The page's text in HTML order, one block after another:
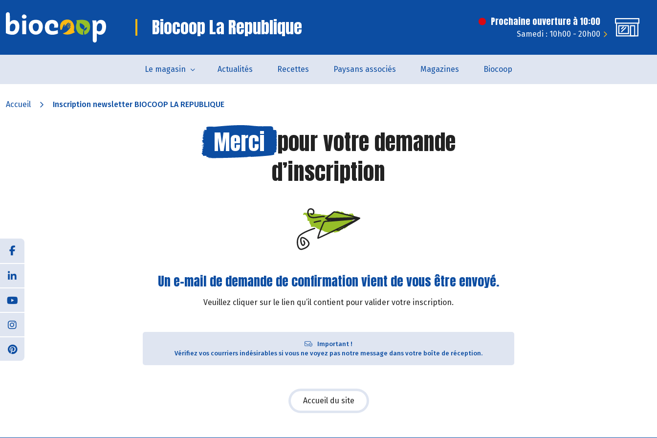
Biocoop La Republique Prochaine ouverture à 10:00
Samedi : 10h00 - 20h00
Le magasin Actualités Recettes Paysans associés Magazines Biocoop
Accueil Inscription newsletter BIOCOOP LA REPUBLIQUE
Merci pour votre demande
d’inscription
Un e-mail de demande de confirmation vient de vous être envoyé.
Veuillez cliquer sur le lien qu’il contient pour valider votre inscription.
Important !
Vérifiez vos courriers indésirables si vous ne voyez pas notre message dans votre boîte de réception.
Accueil du site